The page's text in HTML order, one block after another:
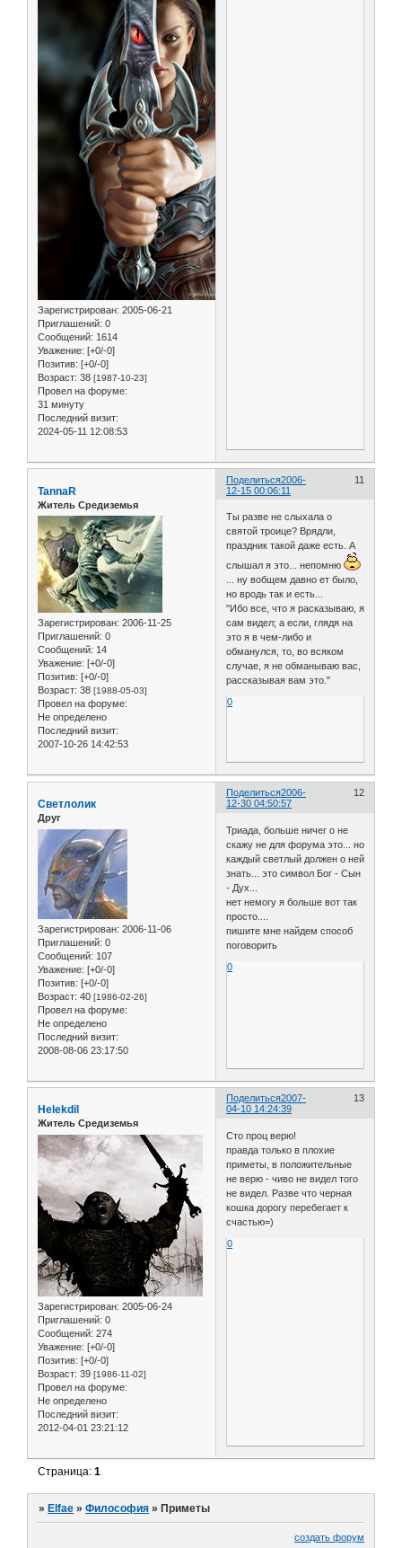
Зарегистрирован: 2005-06-21
Приглашений: 0
Сообщений: 1614
Уважение: [+0/-0]
Позитив: [+0/-0]
Возраст: 38 [1987-10-23]
Провел на форуме:
31 минуту
Последний визит:
2024-05-11 12:08:53
Поделиться 11
2006-
12-15 00:06:11
TannaR
Житель Средиземья
Зарегистрирован: 2006-11-25
Приглашений: 0
Сообщений: 14
Уважение: [+0/-0]
Позитив: [+0/-0]
Возраст: 38 [1988-05-03]
Провел на форуме:
Не определено
Последний визит:
2007-10-26 14:42:53
Ты разве не слыхала о
святой троице? Врядли,
праздник такой даже есть. А
слышал я это... непомню
... ну вобщем давно ет было,
но вродь так и есть...
"Ибо все, что я расказываю, я
сам видел; а если, глядя на
это я в чем-либо и
обманулся, то, во всяком
случае, я не обманываю вас,
рассказывая вам это."
0
Поделиться 12
2006-
12-30 04:50:57
Светлолик
Друг
Зарегистрирован: 2006-11-06
Приглашений: 0
Сообщений: 107
Уважение: [+0/-0]
Позитив: [+0/-0]
Возраст: 40 [1986-02-26]
Провел на форуме:
Не определено
Последний визит:
2008-08-06 23:17:50
Триада, больше ничег о не
скажу не для форума это... но
каждый светлый должен о ней
знать... это символ Бог - Сын
- Дух...
нет немогу я больше вот так
просто....
пишите мне найдем способ
поговорить
0
Поделиться 13
2007-
04-10 14:24:39
Helekdil
Житель Средиземья
Зарегистрирован: 2005-06-24
Приглашений: 0
Сообщений: 274
Уважение: [+0/-0]
Позитив: [+0/-0]
Возраст: 39 [1986-11-02]
Провел на форуме:
Не определено
Последний визит:
2012-04-01 23:21:12
Сто проц верю!
правда только в плохие
приметы, в положительные
не верю - чиво не видел того
не видел. Разве что черная
кошка дорогу перебегает к
счастью=)
0
Страница:1
» Elfae »Философия » Приметы
создать форум